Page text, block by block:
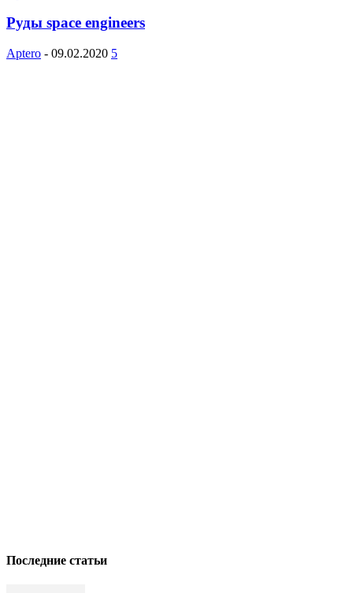
Руды space engineers
Aptero - 09.02.2020 5
Последние статьи